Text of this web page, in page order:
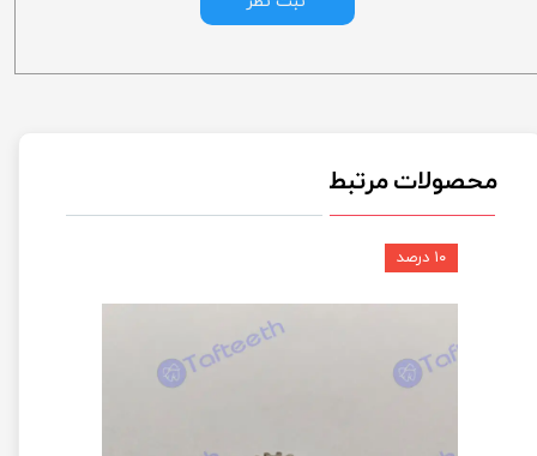
محصولات مرتبط
۱۰ درصد